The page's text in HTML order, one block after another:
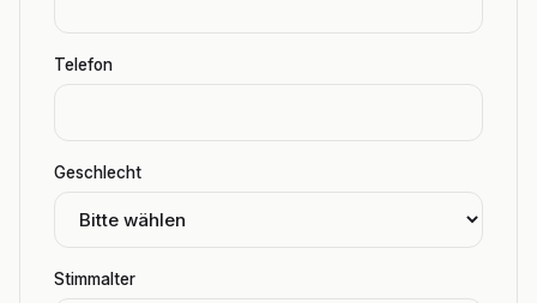
Telefon
Geschlecht
Stimmalter